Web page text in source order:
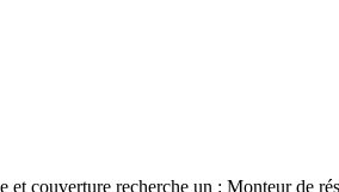
et couverture recherche un : Monteur de